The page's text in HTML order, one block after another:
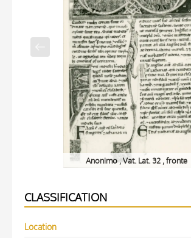
Anonimo , Vat. Lat. 32 , fronte
CLASSIFICATION
Location